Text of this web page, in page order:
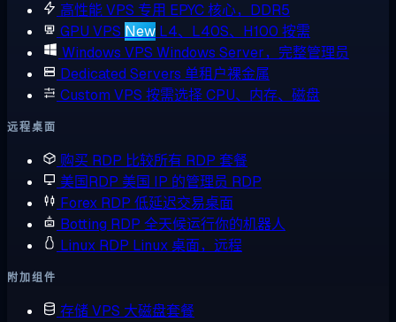
高性能 VPS 专用 EPYC 核心，DDR5
GPU VPS New L4、L40S、H100 按需
Windows VPS Windows Server，完整管理员
Dedicated Servers 单租户裸金属
Custom VPS 按需选择 CPU、内存、磁盘
远程桌面
购买 RDP 比较所有 RDP 套餐
美国RDP 美国 IP 的管理员 RDP
Forex RDP 低延迟交易桌面
Botting RDP 全天候运行你的机器人
Linux RDP Linux 桌面，远程
附加组件
存储 VPS 大磁盘套餐